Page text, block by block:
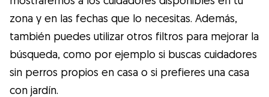
zona y en las fechas que lo necesitas. Además,
también puedes utilizar otros filtros para mejorar la
búsqueda, como por ejemplo si buscas cuidadores
sin perros propios en casa o si prefieres una casa
con jardín.